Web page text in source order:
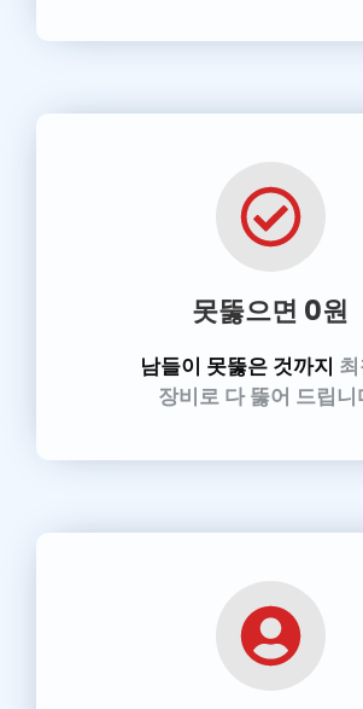
못뚫으면 0원
남들이 못뚫은 것까지
장비로 다 뚫어 드립니